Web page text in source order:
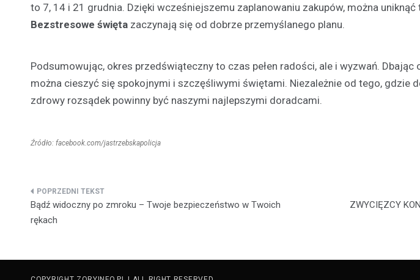
to 7, 14 i 21 grudnia. Dzięki wcześniejszemu zaplanowaniu zakupów, można
Bezstresowe święta zaczynają się od dobrze przemyślanego planu.
Podsumowując, okres przedświąteczny to czas pełen radości, ale i wyzwań.
można cieszyć się spokojnymi i szczęśliwymi świętami. Niezależnie od tego, gdzie
zdrowy rozsądek powinny być naszymi najlepszymi doradcami.
Źródło: facebook.com/jastrzebskapolicja
Nawigacja
wpisu
Bądź widoczny po zmroku – Twoje bezpieczeństwo w Twoich
rękach
ZWYCIĘZCY